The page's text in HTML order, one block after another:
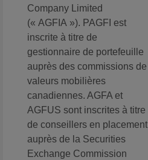
Company Limited
(« AGFIA »). PAGFI est
inscrite à titre de
gestionnaire de portefeuille
auprès des commissions de
valeurs mobilières
canadiennes. AGFA et
AGFUS sont inscrites à titre
de conseillers en placement
auprès de la Securities
Exchange Commission